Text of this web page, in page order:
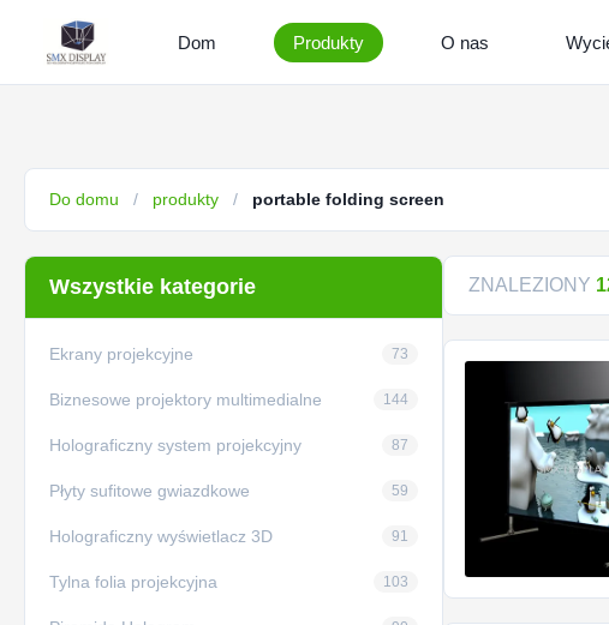
Dom Produkty O nas
Do domu / produkty / portable folding screen
Wszystkie kategorie
Ekrany projekcyjne 73
Biznesowe projektory multimedialne 144
Holograficzny system projekcyjny 87
Płyty sufitowe gwiazdkowe 59
Holograficzny wyświetlacz 3D 91
Tylna folia projekcyjna 103
ZNALEZIONY